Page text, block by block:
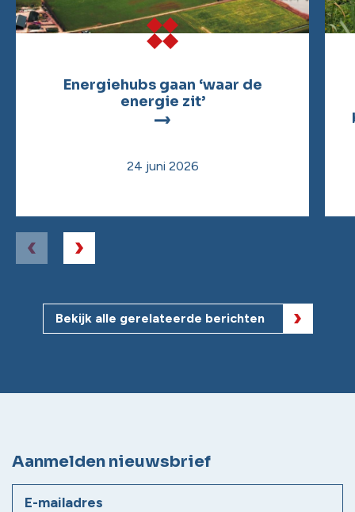
Energiehubs gaan ‘waar de
energie zit’
24 juni 2026
Bekijk alle gerelateerde berichten
Aanmelden nieuwsbrief
E-mailadres